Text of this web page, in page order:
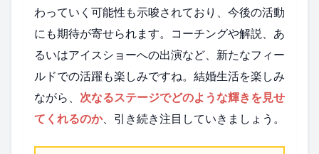
わっていく可能性も示唆されており、今後の活動
にも期待が寄せられます。コーチングや解説、あ
るいはアイスショーへの出演など、新たなフィー
ルドでの活躍も楽しみですね。結婚生活を楽しみ
ながら、 次なるステージでどのような輝きを見せ
てくれるのか、引き続き注目していきましょう。